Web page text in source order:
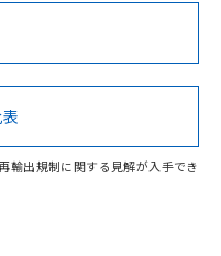
Cd Cr(VI)
があります。
輸出規制に関する見解が入手でき